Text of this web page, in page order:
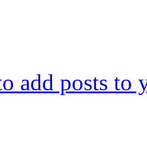
add posts to